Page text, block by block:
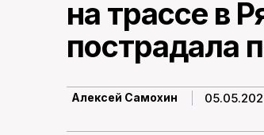
на трассе в
пострадала
Алексей Самохин